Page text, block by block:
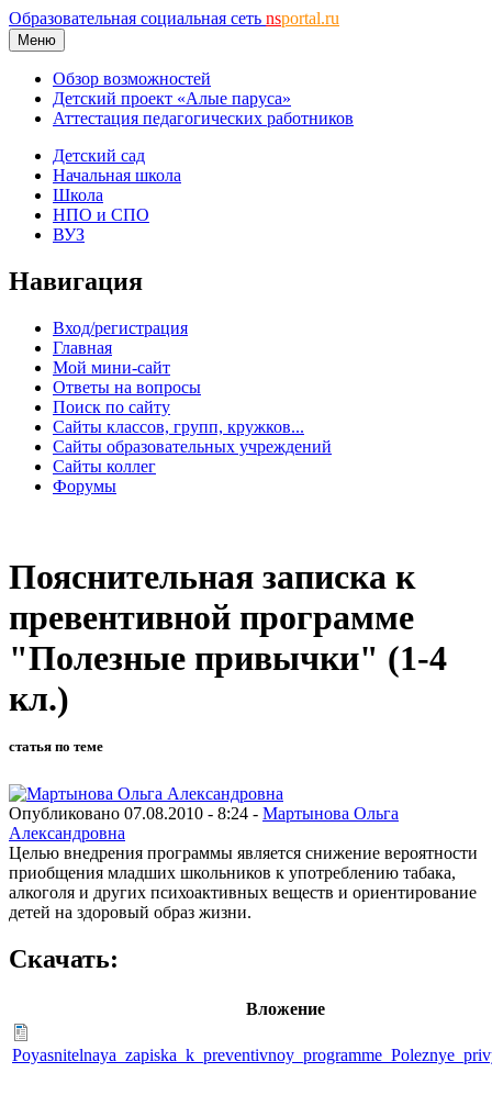
Образовательная социальная сеть nsportal.ru
Меню
Обзор возможностей
Детский проект «Алые паруса»
Аттестация педагогических работников
Детский сад
Начальная школа
Школа
НПО и СПО
ВУЗ
Навигация
Вход/регистрация
Главная
Мой мини-сайт
Ответы на вопросы
Поиск по сайту
Сайты классов, групп, кружков...
Сайты образовательных учреждений
Сайты коллег
Форумы
Пояснительная записка к
превентивной программе
"Полезные привычки" (1-4
кл.)
статья по теме
Опубликовано 07.08.2010 - 8:24 - Мартынова Ольга
Александровна
Целью внедрения программы является снижение вероятности
приобщения младших школьников к употреблению табака,
алкоголя и других психоактивных веществ и ориентирование
детей на здоровый образ жизни.
Скачать:
Вложение